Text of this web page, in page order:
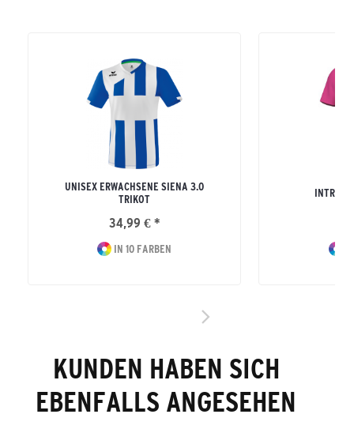
UNISEX ERWACHSENE SIENA 3.0
TRIKOT
34,99 € *
IN 10 FARBEN
INTRO
KUNDEN HABEN SICH
EBENFALLS ANGESEHEN